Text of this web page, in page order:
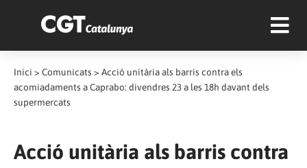
Inici > Comunicats > Acció unitària als barris contra els
acomiadaments a Caprabo: divendres 23 a les 18h davant dels
supermercats
Acció unitària als barris contra